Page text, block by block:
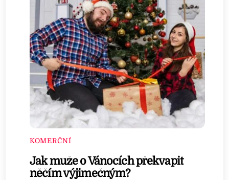
KOMERČNÍ
Jak muže o Vánocích překvapit
něčím výjimečným?